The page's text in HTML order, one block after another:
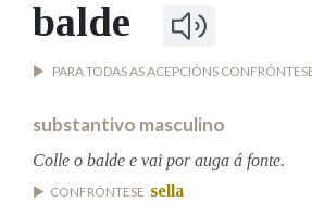
MARCIAL
CASA-
FIGURAS
HISTORIA
PORTAL DAS
Facebook
TwitterYoutubeInstagram
Bluesky
BUSCAR NOS LEMAS
Comeza por
Remata por
balde
PARA TODAS AS ACEPCIÓNS
substantivo masculino
Colle o balde e vai por auga á fonte.
CONFRÓNTESE sella